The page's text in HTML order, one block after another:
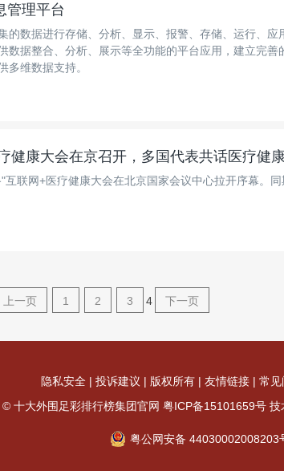
管理平台
的数据进行存储、分析、显示、报警、存储、运行、应
数据整合、分析、展示等全功能的平台应用，建立完善
多维数据支持。
健康大会在京召开，多国代表共话医疗健
联网+医疗健康大会在北京国家会议中心拉开序幕。
上一页 1 2 3 4 下一页
隐私安全 | 投诉建议 | 版权所有 | 友情链接 | 常见
十大外围足彩排行榜集团官网 粤ICP备15101659号 技
粤公网安备 44030002008203